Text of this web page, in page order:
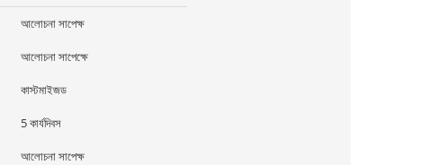
আলোচনা সাপেক্ষ
আলোচনা সাপেক্ষে
কাস্টমাইজড
5 কার্যদিবস
আলোচনা সাপেক্ষ